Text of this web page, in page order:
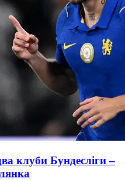
клуби Бундесліги –